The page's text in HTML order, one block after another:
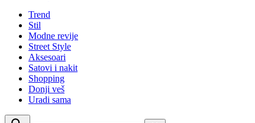
Trend
Stil
Modne revije
Street Style
Aksesoari
Satovi i nakit
Shopping
Donji veš
Uradi sama